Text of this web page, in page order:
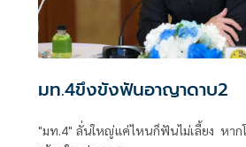
มท.4ขึงขังฟันอาญาดาบ2
"มท.4" ลั่นใหญ่แค่ไหนก็ฟันไม่เลี้ยง หาก